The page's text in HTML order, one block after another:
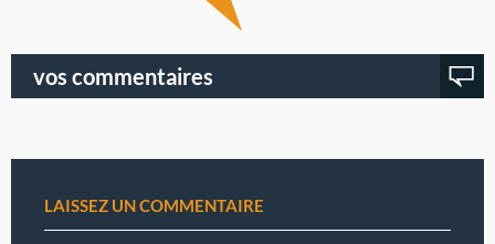
vos commentaires
LAISSEZ UN COMMENTAIRE